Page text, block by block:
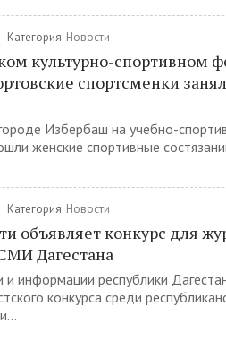
Категория: Новости
культурно-спортивном
спортсменки
Избербаш на учебно-
женские спортивные
Категория: Новости
объявляет конкурс для
Дагестана
и информации республики
конкурса среди